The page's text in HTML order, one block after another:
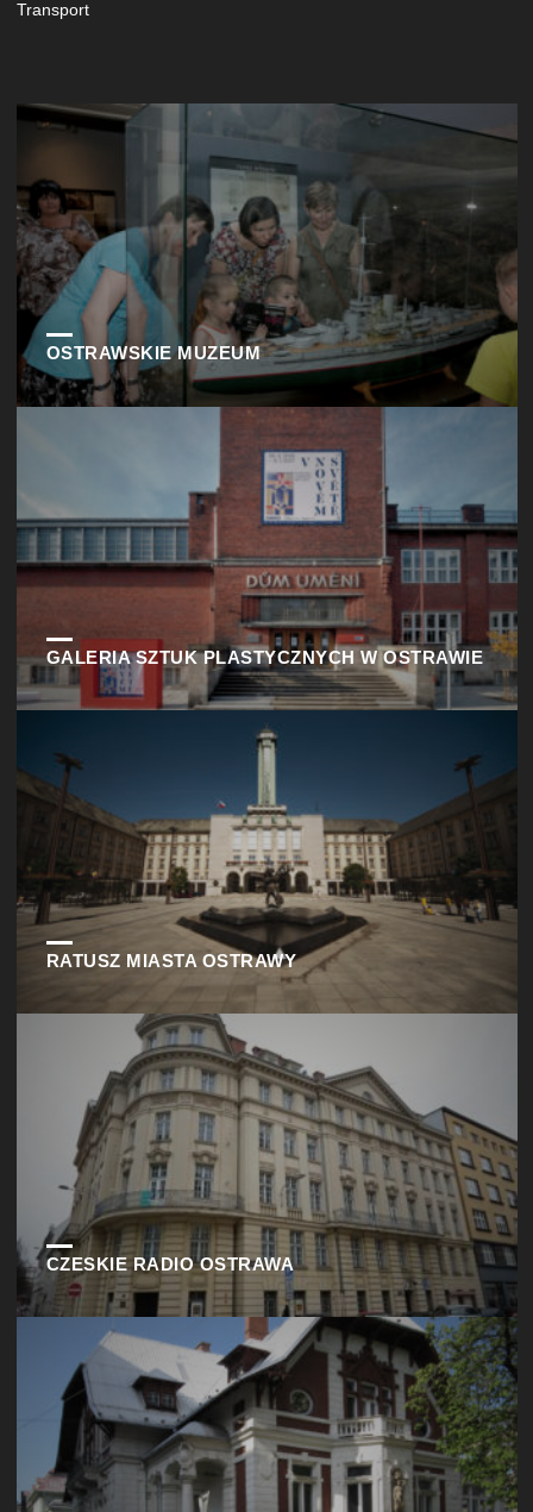
Transport
OSTRAWSKIE MUZEUM
GALERIA SZTUK PLASTYCZNYCH W OSTRAWIE
RATUSZ MIASTA OSTRAWY
CZESKIE RADIO OSTRAWA